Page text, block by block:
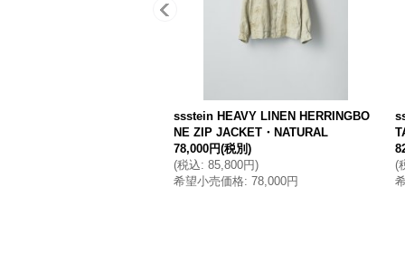
ssstein HEAVY LINEN HERRINGBO
NE ZIP JACKET・NATURAL
78,000円(税別)
(税込: 85,800円)
希望小売価格: 78,000円
(